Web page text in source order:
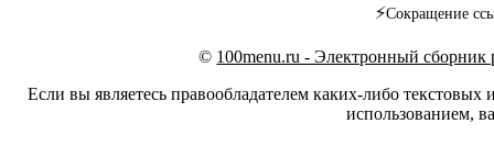
⚡Сокращение
© 100menu.ru - Электронный сборник
Если вы являетесь правообладателем каких-либо
использованием,